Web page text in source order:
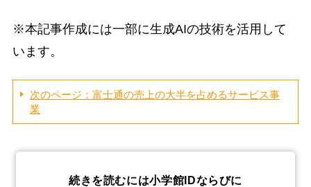
※本記事作成には一部に生成AIの技術を活用して
います。
次のページ：富士通の売上の大半を占めるサービス事
業
続きを読むには小学館IDならびに